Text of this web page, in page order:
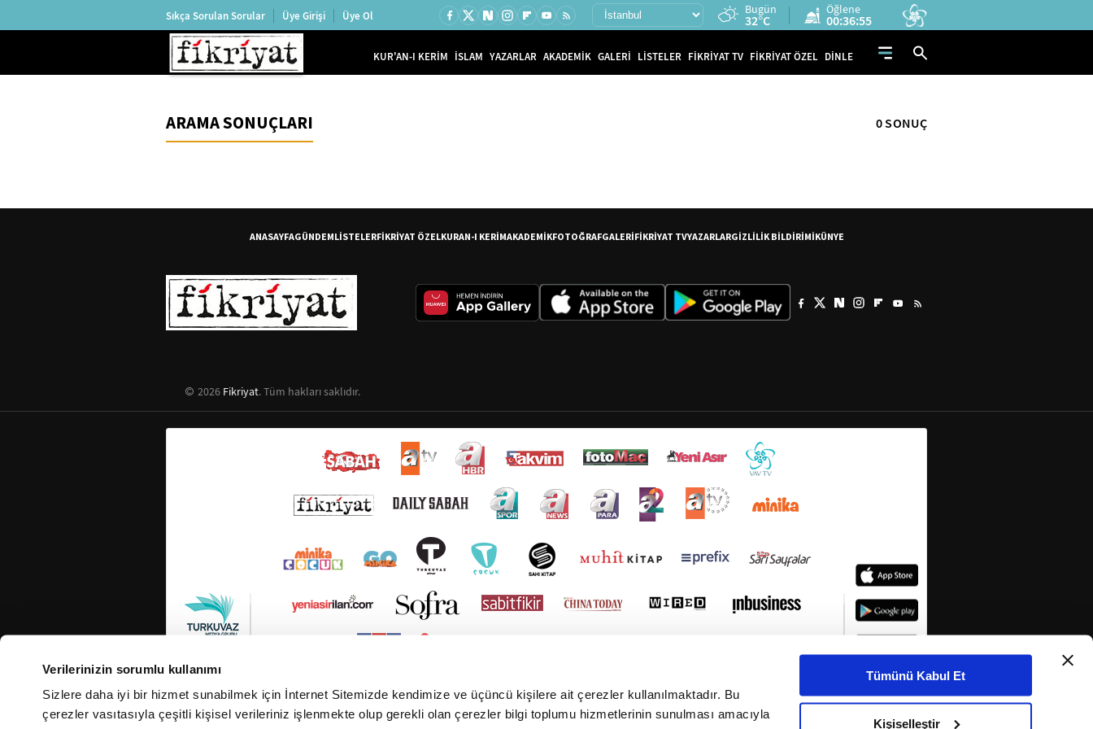
Verilerinizin sorumlu kullanımı
Sizlere daha iyi bir hizmet sunabilmek için İnternet Sitemizde kendimize ve üçüncü kişilere ait çerezler kullanılmaktadır. Bu
çerezler vasıtasıyla çeşitli kişisel verileriniz işlenmekte olup gerekli olan çerezler bilgi toplumu hizmetlerinin sunulması amacıyla
Tümünü Kabul Et
Kişiselleştir
Sıkça Sorulan Sorular Üye Girişi Üye Ol Bugün
32°C
Öğlene
00:36:55
KUR'AN-I KERİM İSLAM YAZARLAR AKADEMİK GALERİ LİSTELER FİKRİYAT TV FİKRİYAT ÖZEL DİNLE
ARAMA SONUÇLARI 0 SONUÇ
ANASAYFAGÜNDEMLİSTELERFİKRİYAT ÖZELKURAN-I KERİMAKADEMİKFOTOĞRAFGALERİFİKRİYAT TVYAZARLARGİZLİLİK BİLDİRİMİKÜNYE
2026 Fikriyat. Tüm hakları saklıdır.